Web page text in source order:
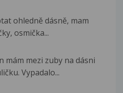
ohledně dásně, mam
osmička...
mám mezi zuby na dásni
Vypadalo...